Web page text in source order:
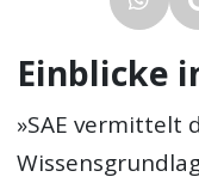
Einblicke
»SAE vermittelt